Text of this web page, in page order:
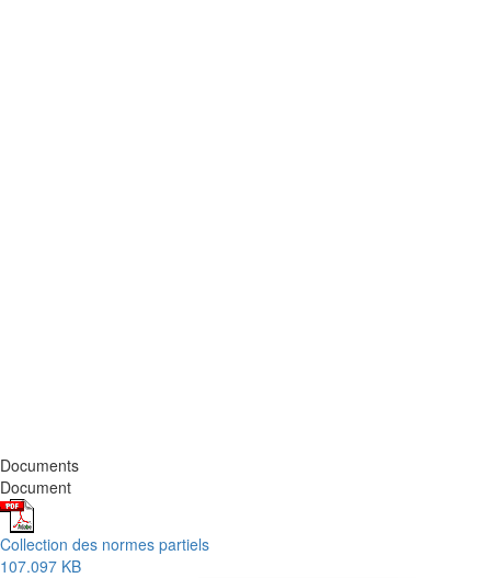
Documents
Document
Collection des normes partiels
107.097 KB